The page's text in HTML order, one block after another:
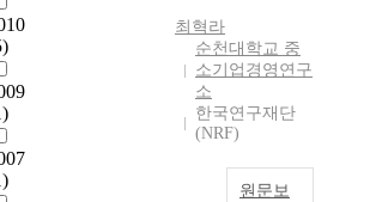
최혁라
순천대학교 중
소기업경영연구
소
한국연구재단
(NRF)
원문보